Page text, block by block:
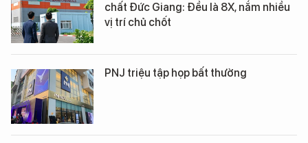
chất Đức Giang: Đều là 8X, nắm nhiều
vị trí chủ chốt
PNJ triệu tập họp bất thường